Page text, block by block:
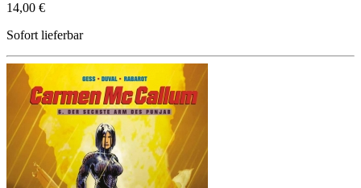
14,00 €
Sofort lieferbar